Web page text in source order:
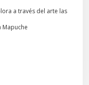
a través del arte las